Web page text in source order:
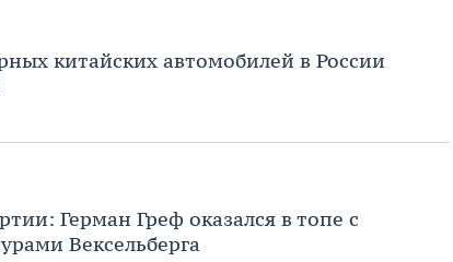
китайских автомобилей в России
Герман Греф оказался в топе с
Вексельберга